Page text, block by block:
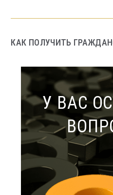
КАК ПОЛУЧИТЬ
У ВАС